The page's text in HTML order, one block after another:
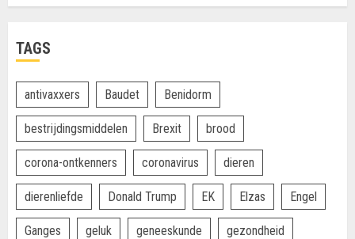
TAGS
antivaxxers Baudet Benidorm
bestrijdingsmiddelen Brexit brood
corona-ontkenners coronavirus dieren
dierenliefde Donald Trump EK Elzas Engel
Ganges geluk geneeskunde gezondheid